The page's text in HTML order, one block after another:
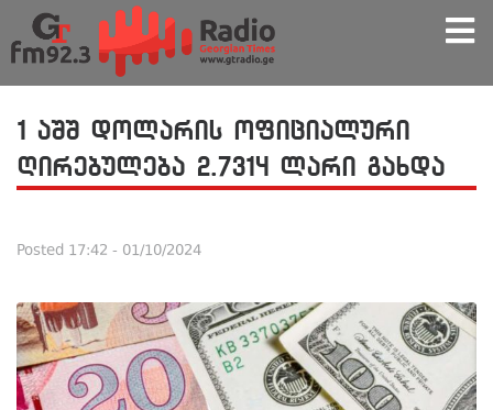
1 აშშ დოლარის ოფიციალური
ღირებულება 2.7314 ლარი გახდა
Posted 17:42 - 01/10/2024